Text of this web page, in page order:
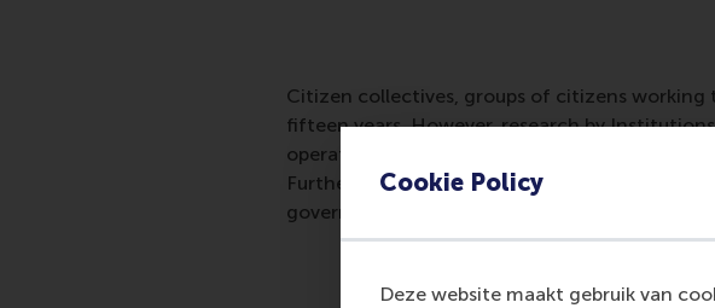
Cookie Policy
Deze website maakt gebruik van
Citizen collectives, groups of citizens
fifteen years. However, research by
operate independently and don't collaborate
Furthermore, they tend to look to the
government, leading to skepticism and a lack